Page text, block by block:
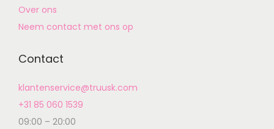
Over ons
Neem contact met ons op
Contact
klantenservice@truusk.com
+31 85 060 1539
09:00 – 20:00